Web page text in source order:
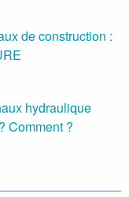
de construction :
hydraulique
Comment ?